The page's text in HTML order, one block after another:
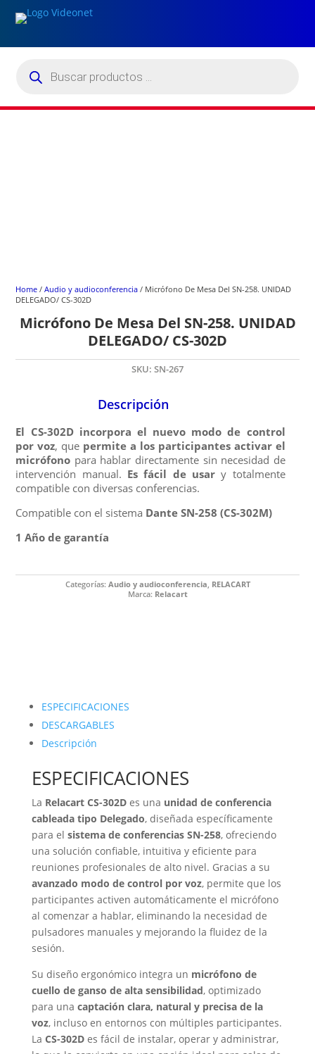
productos
Home /Audio y audioconferencia / Micrófono De Mesa Del SN-258. UNIDAD
DELEGADO/ CS-302D
Micrófono De Mesa Del SN-258. UNIDAD
DELEGADO/ CS-302D
SKU: SN-267
Descripción
El CS-302D incorpora el nuevo modo de control
por voz, que permite a los participantes activar el
micrófono para hablar directamente sin necesidad de
intervención manual. Es fácil de usary totalmente
compatible con diversas conferencias.
Compatible con el sistema Dante SN-258 (CS-302M)
1 Año de garantía
Categorías: Audio y audioconferencia, RELACART
Marca: Relacart
ESPECIFICACIONES
DESCARGABLES
Descripción
ESPECIFICACIONES
La Relacart CS-302Des una unidad de conferencia
cableada tipo Delegado, diseñada específicamente
para el sistema de conferencias SN-258, ofreciendo
una solución confiable, intuitiva y eficiente para
reuniones profesionales de alto nivel. Gracias a su
avanzado modo de control por voz, permite que los
participantes activen automáticamente el micrófono
al comenzar a hablar, eliminando la necesidad de
pulsadores manuales y mejorando la fluidez de la
sesión.
Su diseño ergonómico integra un micrófono de
cuello de ganso de alta sensibilidad, optimizado
para una captación clara, natural y precisa de la
voz, incluso en entornos con múltiples participantes.
La CS-302Des fácil de instalar, operar y administrar,